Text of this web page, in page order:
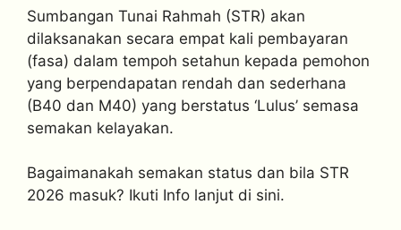
Sumbangan Tunai Rahmah (STR) akan
dilaksanakan secara empat kali pembayaran
(fasa) dalam tempoh setahun kepada pemohon
yang berpendapatan rendah dan sederhana
(B40 dan M40) yang berstatus ‘Lulus’ semasa
semakan kelayakan.
Bagaimanakah semakan status dan bila STR
2026 masuk? Ikuti Info lanjut di sini.